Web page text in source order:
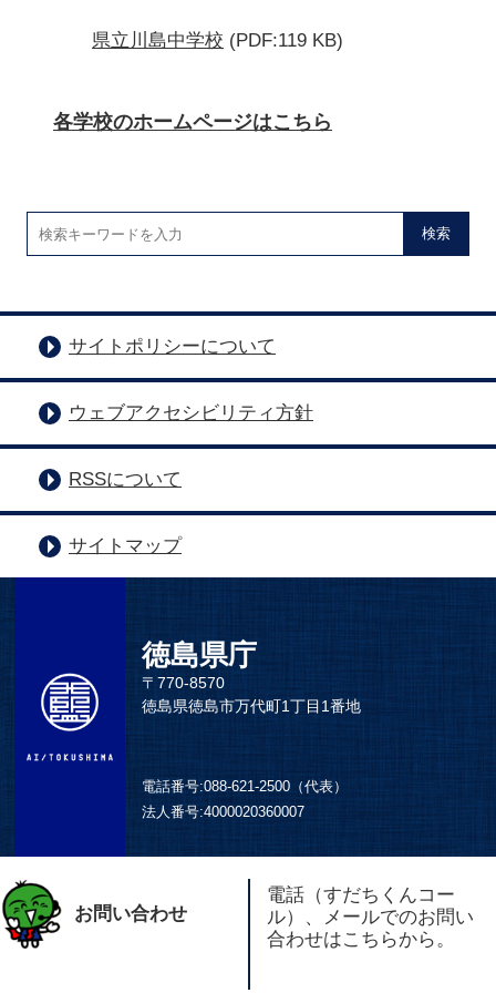
県立川島中学校 (PDF:119 KB)
各学校のホームページはこちら
検索
サイトポリシーについて
ウェブアクセシビリティ方針
RSSについて
サイトマップ
徳島県庁
〒770-8570
徳島県徳島市万代町1丁目1番地
電話番号:088-621-2500（代表）
法人番号:4000020360007
お問い合わせ
電話（すだちくんコー
ル）、メールでのお問い
合わせはこちらから。